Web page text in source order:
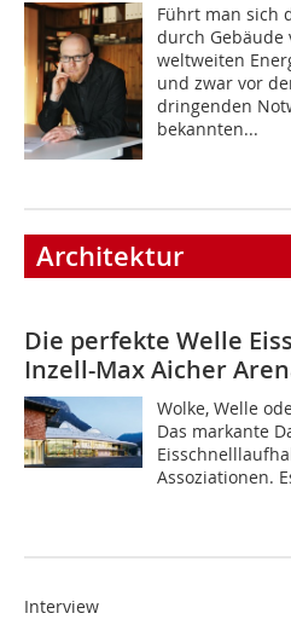
Führt man sich
durch Gebäude
weltweiten
und zwar vor
dringenden
bekannten...
Architektur
Die perfekte Welle
Inzell-Max Aicher
Wolke, Welle
Das markante
Assoziationen.
Interview